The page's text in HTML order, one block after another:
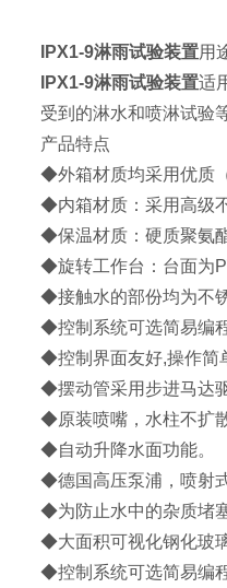
IPX1-9淋雨试验装置用
IPX1-9淋雨试验装置适
受到的淋水和喷淋试验
产品特点
◆外箱材质均采用优质
◆内箱材质：采用高级
◆保温材质：硬质聚氨
◆旋转工作台：台面为
◆接触水的部份均为不
◆控制系统可选简易编
◆控制界面友好,操作简
◆摆动管采用步进马达
◆原装喷嘴，水柱不扩
◆自动升降水面功能。
◆德国高压泵浦，喷射
◆为防止水中的杂质堵
◆大面积可视化钢化玻
◆控制系统可选简易编